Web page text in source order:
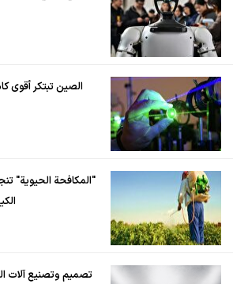
الصين تبتكر أقوى
"المكافحة الحيوية"
تصميم وتصنيع آلات